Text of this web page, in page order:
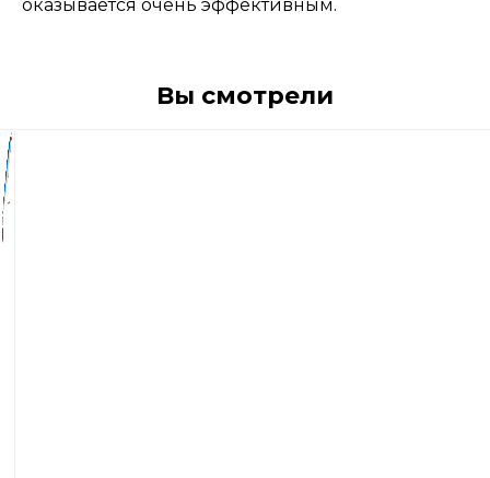
оказывается очень эффективным.
Вы смотрели